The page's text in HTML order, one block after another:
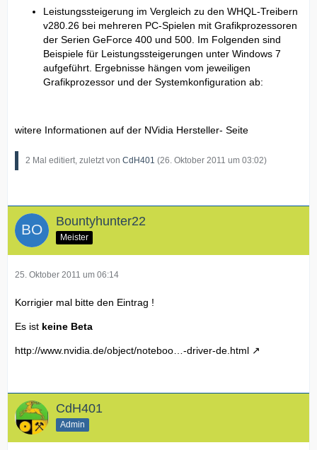
Leistungssteigerung im Vergleich zu den WHQL-Treibern
v280.26 bei mehreren PC-Spielen mit Grafikprozessoren
der Serien GeForce 400 und 500. Im Folgenden sind
Beispiele für Leistungssteigerungen unter Windows 7
aufgeführt. Ergebnisse hängen vom jeweiligen
Grafikprozessor und der Systemkonfiguration ab:
witere Informationen auf der NVidia Hersteller- Seite
2 Mal editiert, zuletzt von CdH401 (26. Oktober 2011 um 03:02)
Bountyhunter22
Meister
25. Oktober 2011 um 06:14
Korrigier mal bitte den Eintrag !
Es ist keine Beta
http://www.nvidia.de/object/noteboo…-driver-de.html
CdH401
Admin